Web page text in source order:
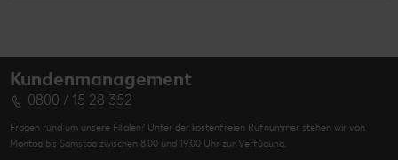
Kundenmanagement
0800 / 15 28 352
Fragen rund um unsere Filialen? Unter der kostenfreien Rufnummer stehen wir von
Montag bis Samstag zwischen 8:00 und 19:00 Uhr zur Verfügung.